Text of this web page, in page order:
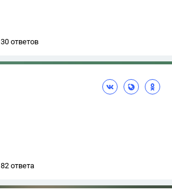
30 ответов
82 ответа